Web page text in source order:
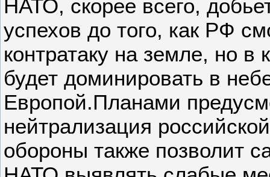
НАТО, скорее всего,
успехов до того, как РФ
контратаку на земле, но в
будет доминировать в
Европой.Планами
нейтрализация
обороны также позволит